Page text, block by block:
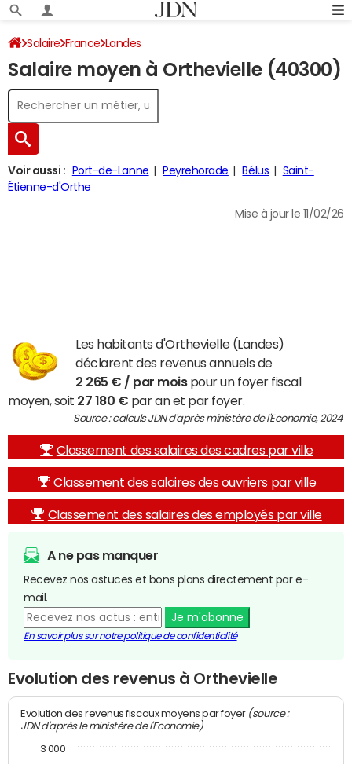
Salaire France Landes
Salaire moyen à Orthevielle (40300)
Voir aussi : Port-de-Lanne Peyrehorade Bélus
Saint-
Étienne-d'Orthe
Mise à jour le 11/02/26
Les habitants d'Orthevielle (Landes)
déclarent des revenus annuels de
2 265 € / par moispour un foyer fiscal
moyen, soit 27 180 € par an et par foyer.
Source : calculs JDN d'après ministère de l'Economie, 2024
Classement des salaires des cadres par ville
Classement des salaires des ouvriers par ville
Classement des salaires des employés par ville
A ne pas manquer
Recevez nos astuces et bons plans directement par e-
mail.
Je m'abonne
En savoir plus sur notre politique de confidentialité
Evolution des revenus à Orthevielle
Evolution des revenus fiscaux moyens par foyer (source :
JDN d'après le ministère de l'Economie)
3 000